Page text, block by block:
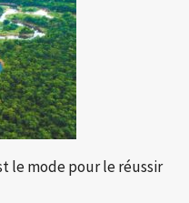
le mode pour le réussir